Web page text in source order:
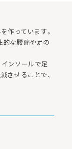
作っています。
的な腰痛や足の
ンソールで足
させることで、